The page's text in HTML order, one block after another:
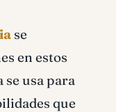
se
en estos
usa para
que